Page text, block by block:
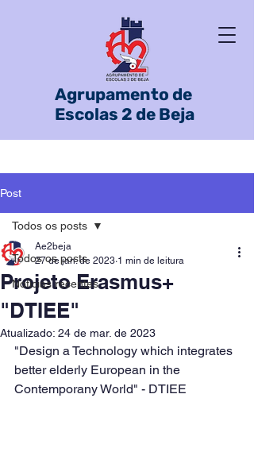
Agrupamento de
Escolas 2 de Beja
Post
Todos os posts
Notícias recentes
Todos os posts
Projeto Erasmus+
"DTIEE"
Ae2beja
27 de jan. de 2023 1 min de leitura
Atualizado: 24 de mar. de 2023
"Design a Technology which integrates
better elderly European in the
Contemporany World" - DTIEE